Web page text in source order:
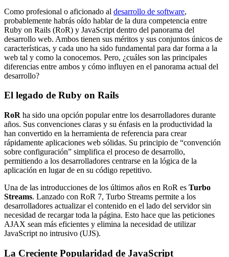
Como profesional o aficionado al desarrollo de software,
probablemente habrás oído hablar de la dura competencia entre
Ruby on Rails (RoR) y JavaScript dentro del panorama del
desarrollo web. Ambos tienen sus méritos y sus conjuntos únicos de
características, y cada uno ha sido fundamental para dar forma a la
web tal y como la conocemos. Pero, ¿cuáles son las principales
diferencias entre ambos y cómo influyen en el panorama actual del
desarrollo?
El legado de Ruby on Rails
RoR ha sido una opción popular entre los desarrolladores durante
años. Sus convenciones claras y su énfasis en la productividad la
han convertido en la herramienta de referencia para crear
rápidamente aplicaciones web sólidas. Su principio de “convención
sobre configuración” simplifica el proceso de desarrollo,
permitiendo a los desarrolladores centrarse en la lógica de la
aplicación en lugar de en su código repetitivo.
Una de las introducciones de los últimos años en RoR es Turbo
Streams. Lanzado con RoR 7, Turbo Streams permite a los
desarrolladores actualizar el contenido en el lado del servidor sin
necesidad de recargar toda la página. Esto hace que las peticiones
AJAX sean más eficientes y elimina la necesidad de utilizar
JavaScript no intrusivo (UJS).
La Creciente Popularidad de JavaScript